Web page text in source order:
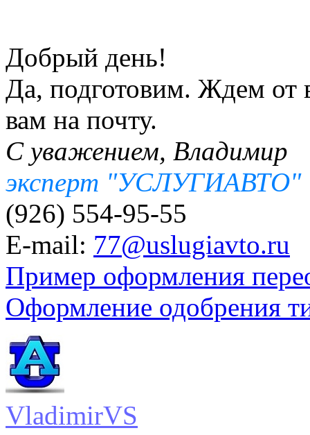
Добрый день!
Да, подготовим. Ждем от
вам на почту.
С уважением, Владимир
эксперт "УСЛУГИАВТО"
(926) 554-95-55
E-mail: 77@uslugiavto.ru
Пример оформления
Оформление одобрения
VladimirVS